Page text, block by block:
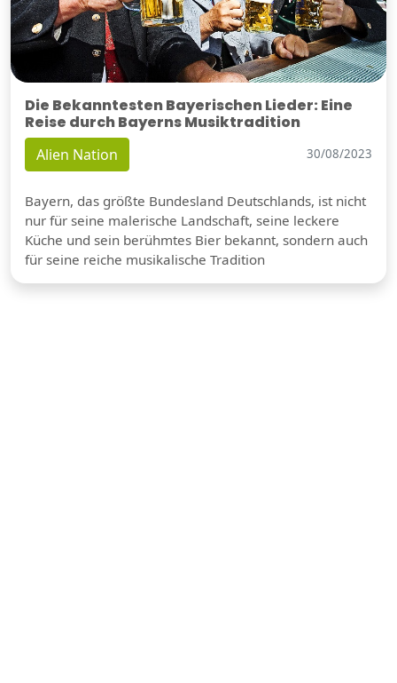
Die Bekanntesten Bayerischen Lieder: Eine
Reise durch Bayerns Musiktradition
Alien Nation 30/08/2023
Bayern, das größte Bundesland Deutschlands, ist nicht
nur für seine malerische Landschaft, seine leckere
Küche und sein berühmtes Bier bekannt, sondern auch
für seine reiche musikalische Tradition